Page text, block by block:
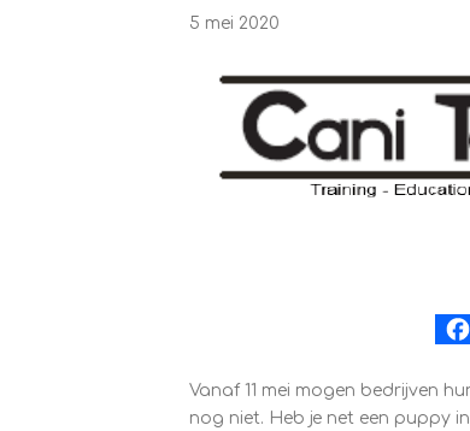
5 mei 2020
Vanaf 11 mei mogen bedrijven
nog niet. Heb je net een puppy